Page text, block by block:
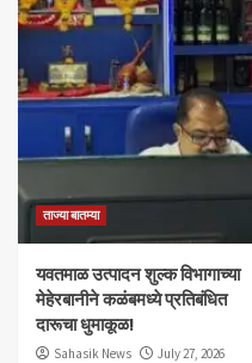
ताज्या बातम्या
यवतमाळ उत्पादन शुल्क विभागाच्या
मेहेरबानीने कळंबमध्ये प्रतिबंधित
दारूचा धुमाकूळ!
Sahasik News
July 27, 2026